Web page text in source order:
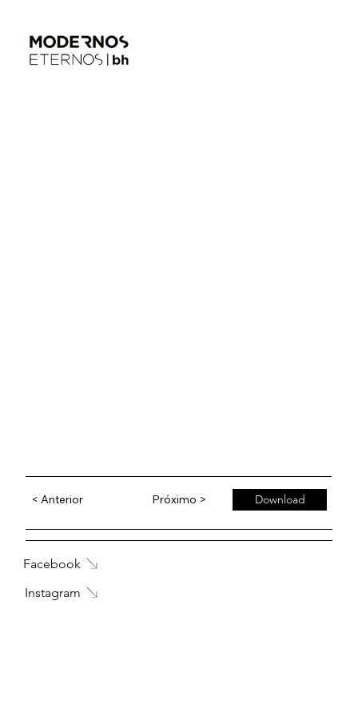
< Anterior Próximo > Download
Facebook
Instagram